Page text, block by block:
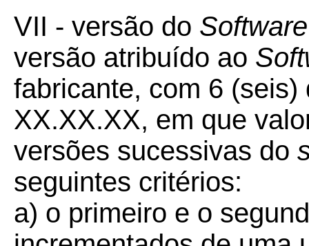
VII - versão do
versão atribuído ao
fabricante, com 6
XX.XX.XX, em que
versões sucessivas do
seguintes critérios:
a) o primeiro e o